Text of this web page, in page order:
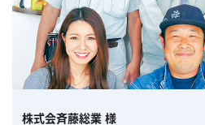
株式会斉藤総業 様